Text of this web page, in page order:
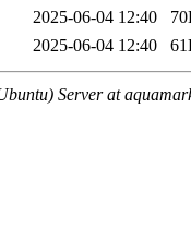
2025-06-04 12:40
2025-06-04 12:40
Server at